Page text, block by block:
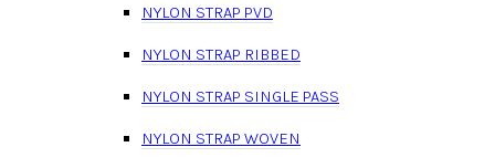
NYLON STRAP PVD
NYLON STRAP RIBBED
NYLON STRAP SINGLE PASS
NYLON STRAP WOVEN